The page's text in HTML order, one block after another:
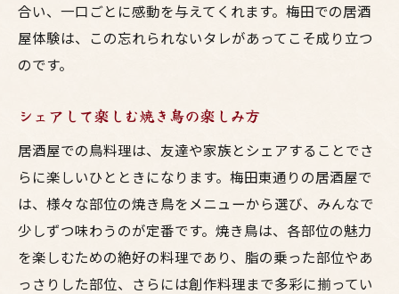
合い、一口ごとに感動を与えてくれます。梅田での居酒
屋体験は、この忘れられないタレがあってこそ成り立つ
のです。
シェアして楽しむ焼き鳥の楽しみ方
居酒屋での鳥料理は、友達や家族とシェアすることでさ
らに楽しいひとときになります。梅田東通りの居酒屋で
は、様々な部位の焼き鳥をメニューから選び、みんなで
少しずつ味わうのが定番です。焼き鳥は、各部位の魅力
を楽しむための絶好の料理であり、脂の乗った部位やあ
っさりした部位、さらには創作料理まで多彩に揃ってい